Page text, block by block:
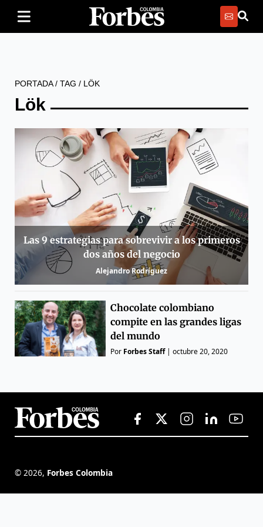
PORTADA/ TAG / LÖK
Lök
Las 9 estrategias para sobrevivir a los primeros
dos años del negocio
Alejandro Rodríguez
Chocolate colombiano
compite en las grandes ligas
del mundo
Por Forbes Staff|octubre 20, 2020
© 2026, Forbes Colombia